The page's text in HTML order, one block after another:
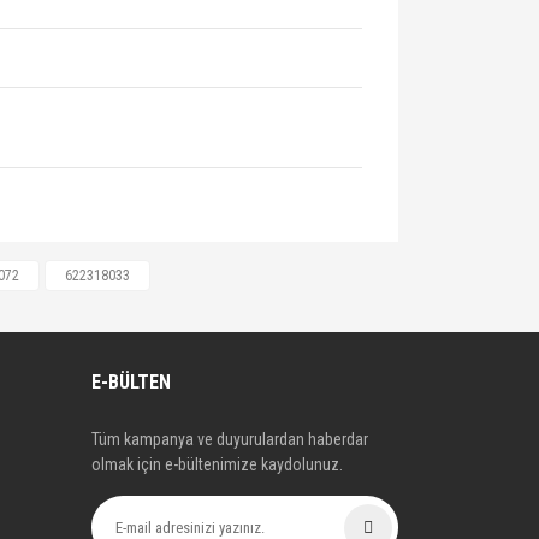
55563645, 55563646, 55564192,
622318033
E-BÜLTEN
Tüm kampanya ve duyurulardan haberdar
olmak için e-bültenimize kaydolunuz.